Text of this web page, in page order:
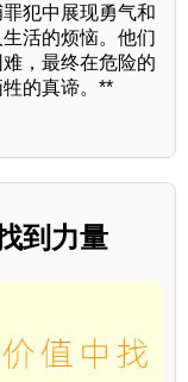
犯中展现勇气和
活的烦恼。他们
，最终在危险的
的真谛。**
到力量